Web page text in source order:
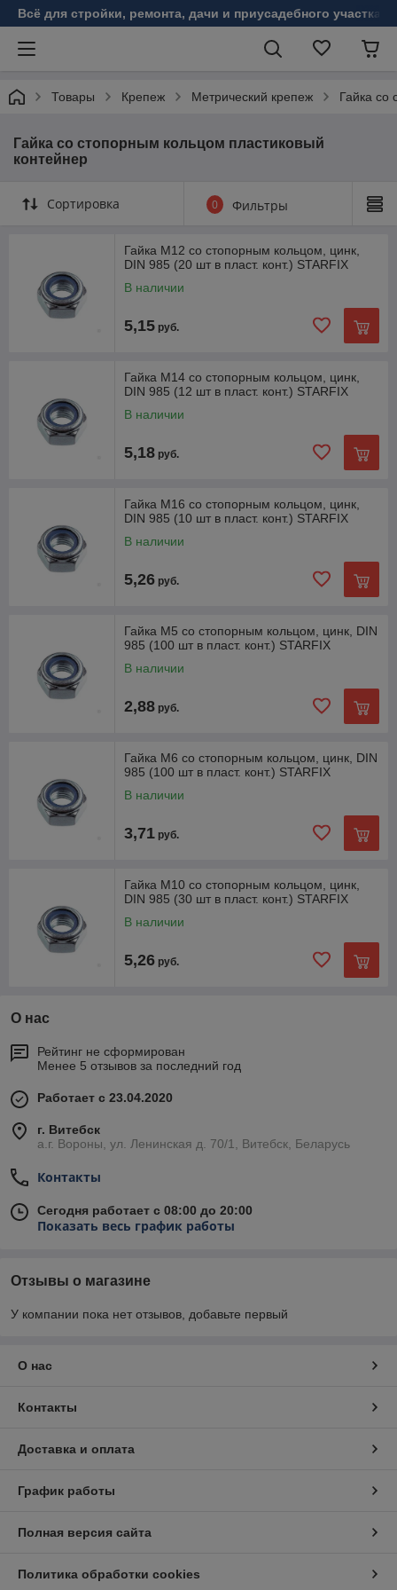
Всё для стройки, ремонта, дачи и приусадебного участка!
Товары Крепеж Метрический крепеж Гайка со
Гайка со стопорным кольцом пластиковый
контейнер
Сортировка 0 Фильтры
Гайка М12 со стопорным кольцом, цинк,
DIN 985 (20 шт в пласт. конт.) STARFIX
В наличии
5,15 руб.
Гайка М14 со стопорным кольцом, цинк,
DIN 985 (12 шт в пласт. конт.) STARFIX
В наличии
5,18 руб.
Гайка М16 со стопорным кольцом, цинк,
DIN 985 (10 шт в пласт. конт.) STARFIX
В наличии
5,26 руб.
Гайка М5 со стопорным кольцом, цинк, DIN
985 (100 шт в пласт. конт.) STARFIX
В наличии
2,88 руб.
Гайка М6 со стопорным кольцом, цинк, DIN
985 (100 шт в пласт. конт.) STARFIX
В наличии
3,71 руб.
Гайка М10 со стопорным кольцом, цинк,
DIN 985 (30 шт в пласт. конт.) STARFIX
В наличии
5,26 руб.
О нас
Рейтинг не сформирован
Менее 5 отзывов за последний год
Работает с 23.04.2020
г. Витебск
а.г. Вороны, ул. Ленинская д. 70/1, Витебск, Беларусь
Контакты
Сегодня работает с 08:00 до 20:00
Показать весь график работы
Отзывы о магазине
У компании пока нет отзывов, добавьте первый
О нас
Контакты
Доставка и оплата
График работы
Полная версия сайта
Политика обработки cookies